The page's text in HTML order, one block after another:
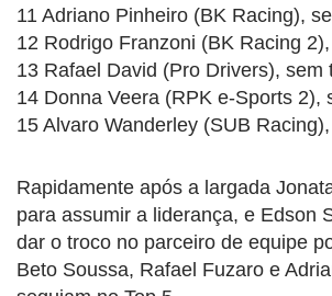
11 Adriano Pinheiro (BK Racing),
12 Rodrigo Franzoni (BK Racing
13 Rafael David (Pro Drivers), sem
14 Donna Veera (RPK e-Sports 2),
15 Alvaro Wanderley (SUB
Rapidamente após a largada
para assumir a liderança, e Edson
dar o troco no parceiro de equipe
Beto Soussa, Rafael Fuzaro e